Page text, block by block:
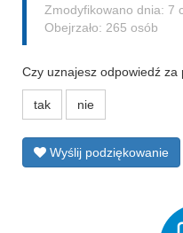
Zmodyfikowano dnia: 7
Obejrzało: 265 osób
Czy uznajesz odpowiedź za
tak nie
Wyślij podziękowanie